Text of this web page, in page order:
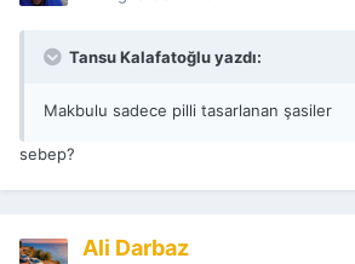
Tansu Kalafatoğlu yazdı:
Makbulu sadece pilli tasarlanan şasiler
sebep?
Ali Darbaz